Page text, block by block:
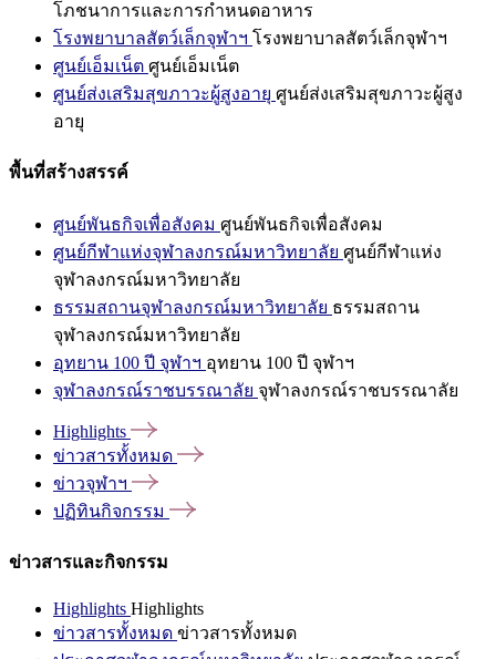
โภชนาการและการกำหนดอาหาร
โรงพยาบาลสัตว์เล็กจุฬาฯ โรงพยาบาลสัตว์เล็กจุฬาฯ
ศูนย์เอ็มเน็ต ศูนย์เอ็มเน็ต
ศูนย์ส่งเสริมสุขภาวะผู้สูงอายุ ศูนย์ส่งเสริมสุขภาวะผู้สูง
อายุ
พื้นที่สร้างสรรค์
ศูนย์พันธกิจเพื่อสังคม ศูนย์พันธกิจเพื่อสังคม
ศูนย์กีฬาแห่งจุฬาลงกรณ์มหาวิทยาลัย ศูนย์กีฬาแห่ง
จุฬาลงกรณ์มหาวิทยาลัย
ธรรมสถานจุฬาลงกรณ์มหาวิทยาลัย ธรรมสถาน
จุฬาลงกรณ์มหาวิทยาลัย
อุทยาน 100 ปี จุฬาฯ อุทยาน 100 ปี จุฬาฯ
จุฬาลงกรณ์ราชบรรณาลัย จุฬาลงกรณ์ราชบรรณาลัย
Highlights
ข่าวสารทั้งหมด
ข่าวจุฬาฯ
ปฏิทินกิจกรรม
ข่าวสารและกิจกรรม
Highlights Highlights
ข่าวสารทั้งหมด ข่าวสารทั้งหมด